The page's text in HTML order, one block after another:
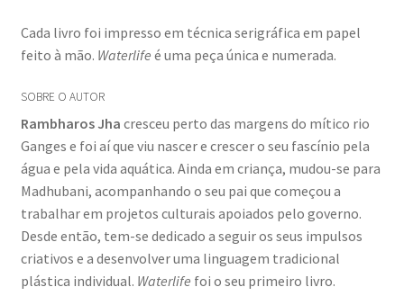
Cada livro foi impresso em técnica serigráfica em papel
feito à mão. Waterlife é uma peça única e numerada.
SOBRE O AUTOR
Rambharos Jha cresceu perto das margens do mítico rio
Ganges e foi aí que viu nascer e crescer o seu fascínio pela
água e pela vida aquática. Ainda em criança, mudou-se para
Madhubani, acompanhando o seu pai que começou a
trabalhar em projetos culturais apoiados pelo governo.
Desde então, tem-se dedicado a seguir os seus impulsos
criativos e a desenvolver uma linguagem tradicional
plástica individual. Waterlife foi o seu primeiro livro.